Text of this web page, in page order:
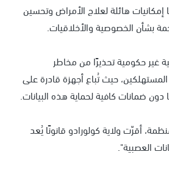
إمكانيات هائلة لعلاج الأمراض وتحسين
بشأن الخصوصية والأخلاقيات.
غير حكومية تحذيرًا من مخاطر
حيث تُباع أجهزة قادرة على
دون ضمانات كافية لحماية هذه البيانات.
أقرّت ولاية كولورادو قانونًا يُعد
العصبية".